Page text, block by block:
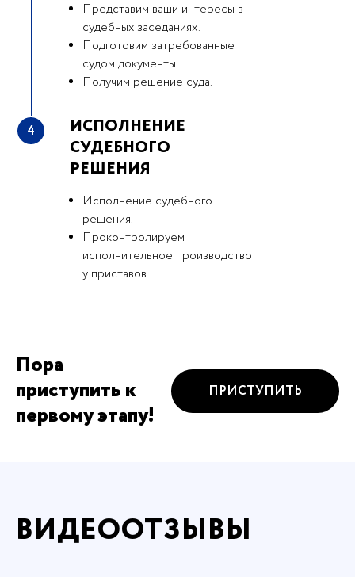
Представим ваши интересы в
судебных заседаниях.
Подготовим затребованные
судом документы.
Получим решение суда.
4
ИСПОЛНЕНИЕ
СУДЕБНОГО
РЕШЕНИЯ
Исполнение судебного
решения.
Проконтролируем
исполнительное производство
у приставов.
Пора
приступить к
первому этапу!
ПРИСТУПИТЬ
ВИДЕООТЗЫВЫ